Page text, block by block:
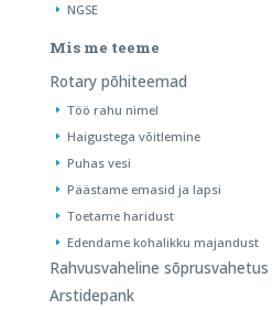
NGSE
Mis me teeme
Rotary põhiteemad
Töö rahu nimel
Haigustega võitlemine
Puhas vesi
Päästame emasid ja lapsi
Toetame haridust
Edendame kohalikku majandust
Rahvusvaheline sõprusvahetus
Arstidepank